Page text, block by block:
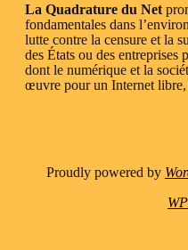
La Quadrature du Net
fondamentales dans
lutte contre la censure et la
des États ou des entreprises
dont le numérique et la
œuvre pour un Internet libre,
Proudly powered by